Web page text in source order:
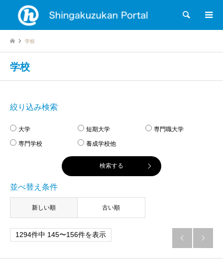
検索
学校
学校
絞り込み検索
大学 短期大学 専門職大学
専門学校 養成学校他
並べ替え条件
新しい順 古い順
1294件中 145〜156件を表示  